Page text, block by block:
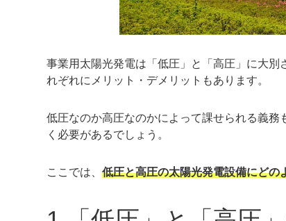
事業用太陽光発電は「低圧」と「高圧」に大
れぞれにメリット・デメリットもあります。
低圧なのか高圧なのかによって課せられる義
く必要があるでしょう。
ここでは、低圧と高圧の太陽光発電設備にどの